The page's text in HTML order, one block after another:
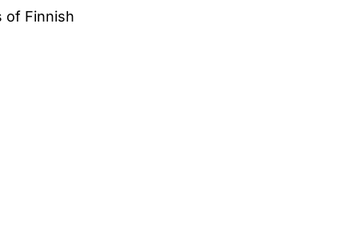
of Finnish